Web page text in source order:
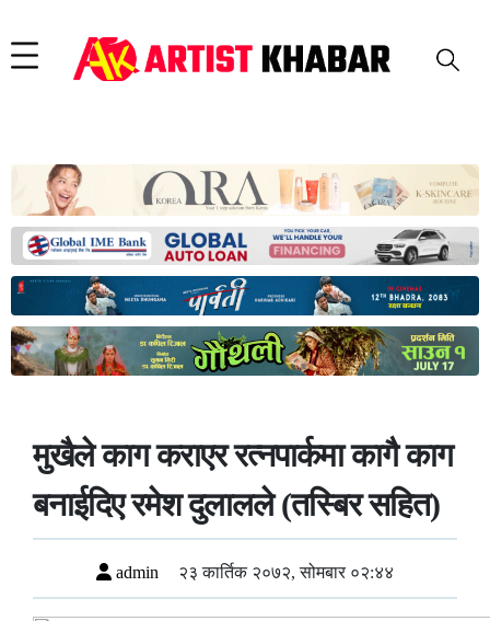
मुखैले काग कराएर रत्नपार्कमा कागै काग
बनाईदिए रमेश दुलालले (तस्बिर सहित)
admin २३ कार्तिक २०७२, सोमबार ०२:४४